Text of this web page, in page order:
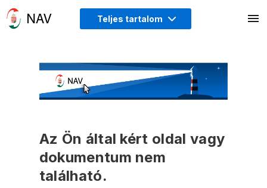
Teljes tartalom
Az Ön által kért oldal vagy
dokumentum nem
található.